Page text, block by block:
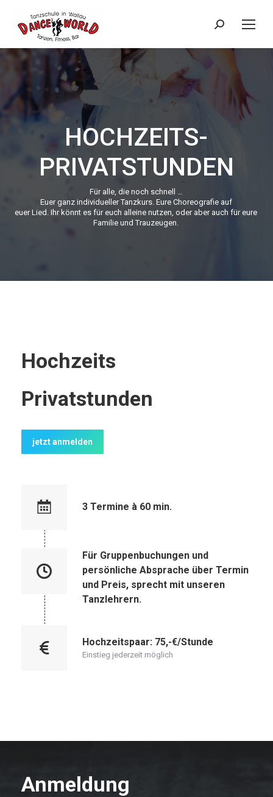
Search:
HOCHZEITS-
PRIVATSTUNDEN
Für alle, die noch schnell …
Euer ganz individueller Tanzkurs. Eure Choreografie auf
euer Lied. Ihr könnt es für euch alleine nutzen, oder aber auch für eure
Familie und Trauzeugen.
Hochzeits
Privatstunden
jetzt anmelden
3 Termine à 60 min.
Für Gruppenbuchungen und
persönliche Absprache über Termin
und Preis, sprecht mit unseren
Tanzlehrern.
Hochzeitspaar: 75,-€/Stunde
Einstieg jederzeit möglich
Anmeldung